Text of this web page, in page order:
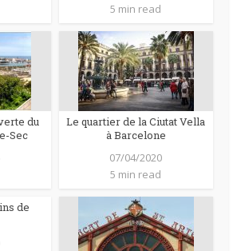
5 min read
du
Sec
Le quartier de la Ciutat Vella
à Barcelone
07/04/2020
5 min read
de